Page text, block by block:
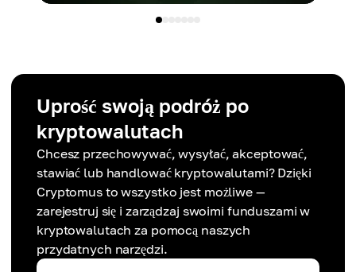
Uprość swoją podróż po
kryptowalutach
Chcesz przechowywać, wysyłać, akceptować,
stawiać lub handlować kryptowalutami? Dzięki
Cryptomus to wszystko jest możliwe —
zarejestruj się i zarządzaj swoimi funduszami w
kryptowalutach za pomocą naszych
przydatnych narzędzi.